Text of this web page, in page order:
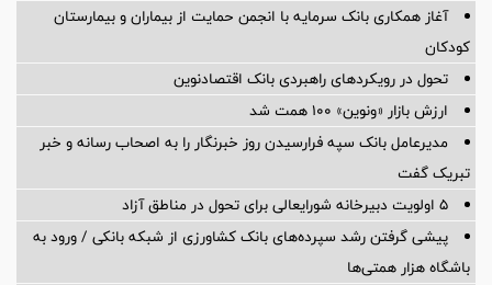
آغاز همکاری بانک سرمایه با انجمن حمایت از بیماران و بیمارستان
کودکان
تحول در رویکردهای راهبردی بانک اقتصادنوین
ارزش بازار «ونوین» 100 همت شد
مدیرعامل بانک سپه فرارسیدن روز خبرنگار را به اصحاب رسانه و خبر
تبریک گفت
5 اولویت دبیرخانه شورایعالی برای تحول در مناطق آزاد
پیشی گرفتن رشد سپرده‌های بانک کشاورزی از شبکه بانکی / ورود به
باشگاه هزار همتی‌ها